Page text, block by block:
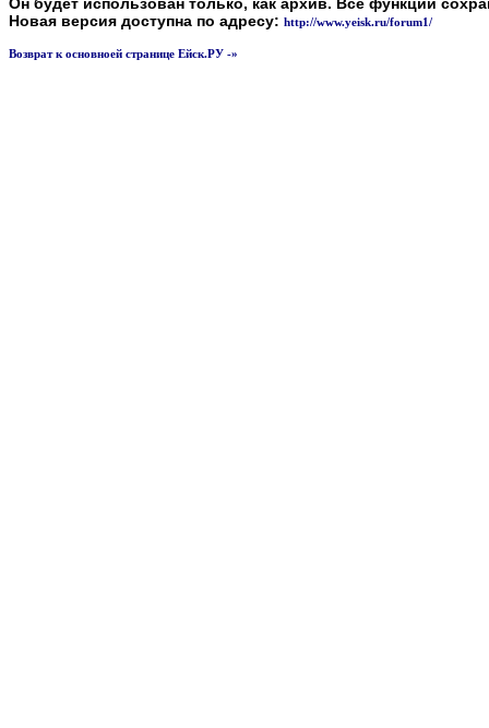
Новая версия доступна по адресу: http://www.yeisk.ru/forum1/
Возврат к основноей странице Ейск.РУ -»